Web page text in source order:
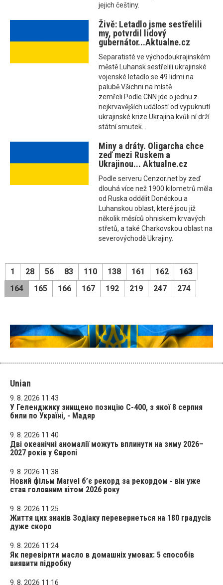
jejich češtiny.
Živě: Letadlo jsme sestřelili
my, potvrdil lidový
gubernátor...Aktualne.cz
Separatisté ve východoukrajinském
městě Luhansk sestřelili ukrajinské
vojenské letadlo se 49 lidmi na
palubě.Všichni na místě
zemřeli.Podle CNN jde o jednu z
nejkrvavějších událostí od vypuknutí
ukrajinské krize.Ukrajina kvůli ní drží
státní smutek...
Miny a dráty. Oligarcha chce
zeď mezi Ruskem a
Ukrajinou... Aktualne.cz
Podle serveru Cenzor.net by zeď
dlouhá více než 1900 kilometrů měla
od Ruska oddělit Doněckou a
Luhanskou oblast, které jsou již
několik měsíců ohniskem krvavých
střetů, a také Charkovskou oblast na
severovýchodě Ukrajiny.
1 28 56 83 110 138 161 162
163
164
165 166 167 192 219 247 274
Unian
9. 8. 2026 11:43
У Геленджику знищено позицію С-400, з якої 8 серпня
били по Україні, - Мадяр
9. 8. 2026 11:40
Дві океанічні аномалії можуть вплинути на зиму 2026–
2027 років у Європі
9. 8. 2026 11:38
Новий фільм Marvel б’є рекорд за рекордом - він уже
став головним хітом 2026 року
9. 8. 2026 11:25
Життя цих знаків Зодіаку перевернеться на 180 градусів
дуже скоро
9. 8. 2026 11:24
Як перевірити масло в домашніх умовах: 5 способів
виявити підробку
9. 8. 2026 11:16